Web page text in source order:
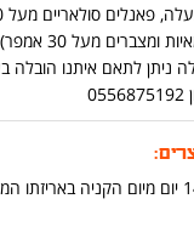
מעל 30 אמפר)
ניתן לתאם איתנו הובלה
ניתן להחזיר כל מוצר 14 יום מיום